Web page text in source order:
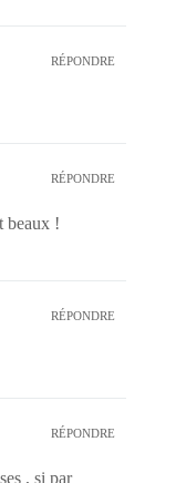
RÉPONDRE
RÉPONDRE
beaux !
RÉPONDRE
RÉPONDRE
, si par